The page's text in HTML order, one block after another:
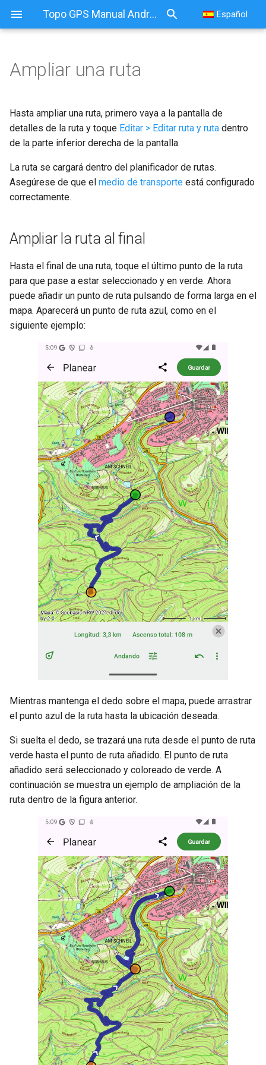
Topo GPS Manual Android Español
Ampliar una ruta
Ampliar la ruta al final
Ampliación de la ruta al
Ampliar una ruta
Hasta ampliar una ruta, primero vaya a la pantalla de
detalles de la ruta y toque Editar > Editar ruta y ruta dentro
de la parte inferior derecha de la pantalla.
La ruta se cargará dentro del planificador de rutas.
Asegúrese de que el medio de transporte está configurado
correctamente.
Ampliar la ruta al final
Hasta el final de una ruta, toque el último punto de la ruta
para que pase a estar seleccionado y en verde. Ahora
puede añadir un punto de ruta pulsando de forma larga en el
mapa. Aparecerá un punto de ruta azul, como en el
siguiente ejemplo:
Mientras mantenga el dedo sobre el mapa, puede arrastrar
el punto azul de la ruta hasta la ubicación deseada.
Si suelta el dedo, se trazará una ruta desde el punto de ruta
verde hasta el punto de ruta añadido. El punto de ruta
añadido será seleccionado y coloreado de verde. A
continuación se muestra un ejemplo de ampliación de la
ruta dentro de la figura anterior.